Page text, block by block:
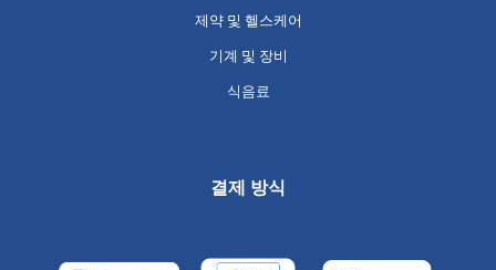
제약 및 헬스케어
기계 및 장비
식음료
결제 방식